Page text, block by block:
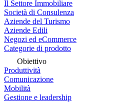
Il Settore Immobiliare
Società di Consulenza
Aziende del Turismo
Aziende Edili
Negozi ed eCommerce
Categorie di prodotto
Obiettivo
Produttività
Comunicazione
Mobilità
Gestione e leadership